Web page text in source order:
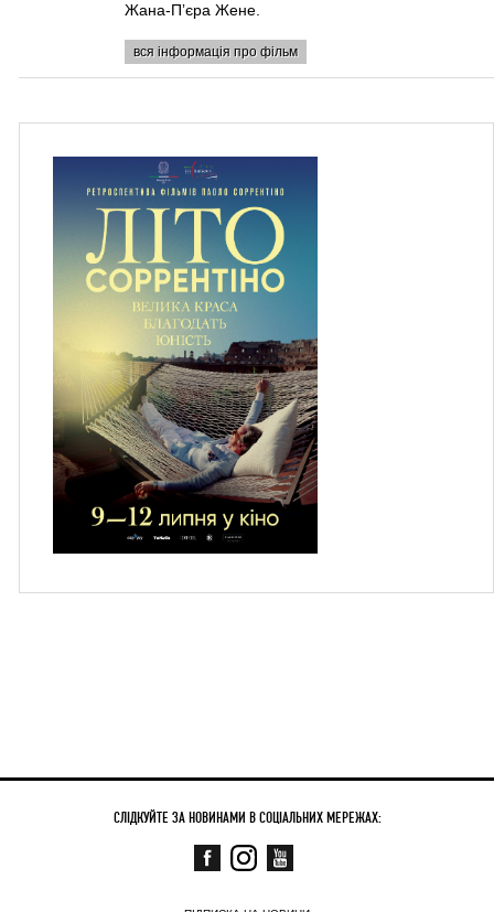
Жана-Пʼєра Жене.
вся інформація про фільм
СЛІДКУЙТЕ ЗА НОВИНАМИ В СОЦІАЛЬНИХ МЕРЕЖАХ: